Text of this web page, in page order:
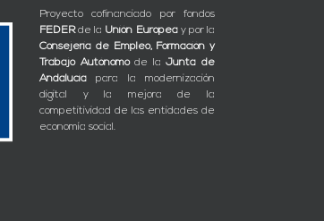
Proyecto cofinanciado por fondos
FEDERde la Unión Europeay por la
Consejería de Empleo, Formación y
Trabajo Autónomode laJunta de
Andalucía para la modernización
digital y la mejora de la
competitividad de las entidades de
economía social.